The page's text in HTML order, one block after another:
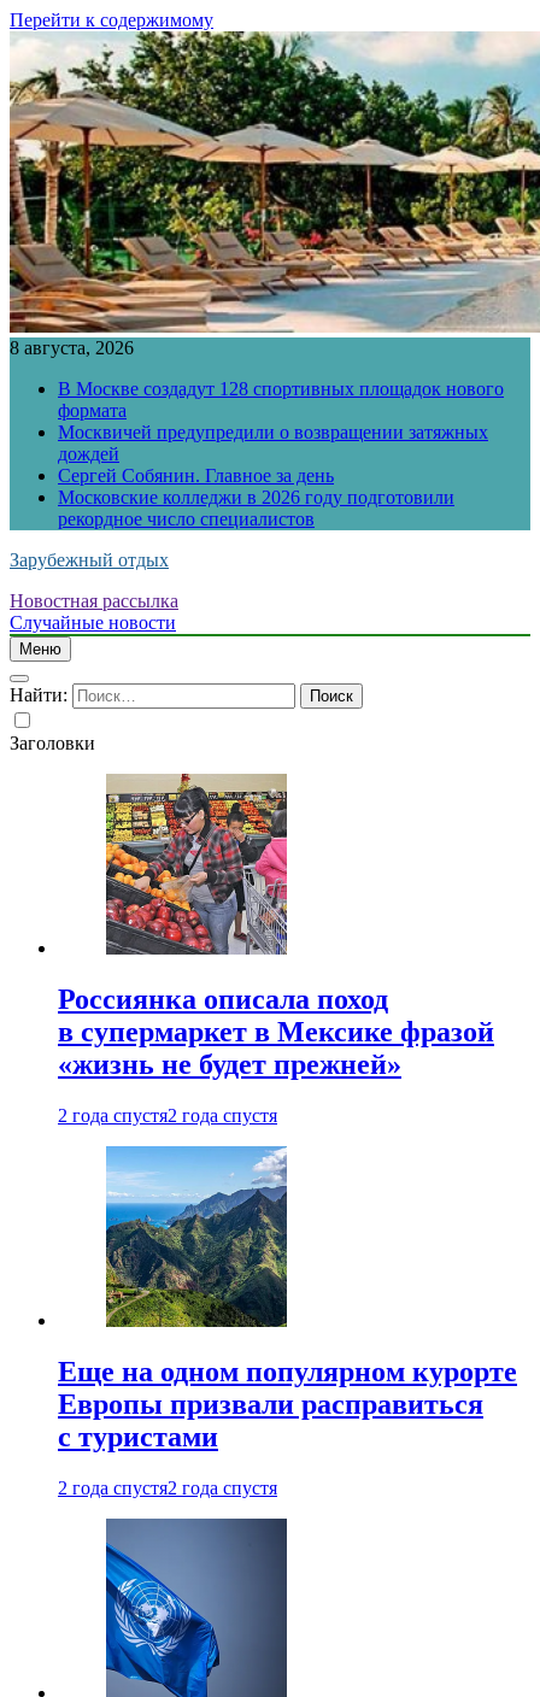
Перейти к содержимому
8 августа, 2026
В Москве создадут 128 спортивных площадок нового
формата
Москвичей предупредили о возвращении затяжных
дождей
Сергей Собянин. Главное за день
Московские колледжи в 2026 году подготовили
рекордное число специалистов
Зарубежный отдых
Новостная рассылка
Случайные новости
Меню
Найти:
Заголовки
Россиянка описала поход
в супермаркет в Мексике фразой
«жизнь не будет прежней»
2 года спустя2 года спустя
Еще на одном популярном курорте
Европы призвали расправиться
с туристами
2 года спустя2 года спустя